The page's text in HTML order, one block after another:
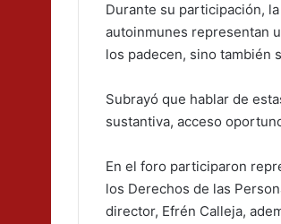
Durante su participación,
autoinmunes representan
los padecen, sino también
Subrayó que hablar de
sustantiva, acceso
En el foro participaron
los Derechos de las
director, Efrén Calleja,